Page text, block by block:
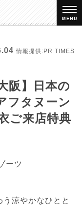
MENU
情報提供:PR TIMES
阪】日本の
フタヌーン
ご来店特典
ーツ
涼やかなひとと